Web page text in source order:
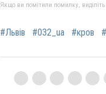
Якщо ви помітили помилку, виділіть
#Львів #032_ua #кров